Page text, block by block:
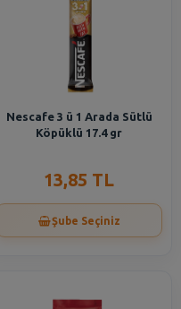
Nescafe 3 ü 1 Arada Sütlü
Köpüklü 17.4 gr
13,85 TL
Şube Seçiniz